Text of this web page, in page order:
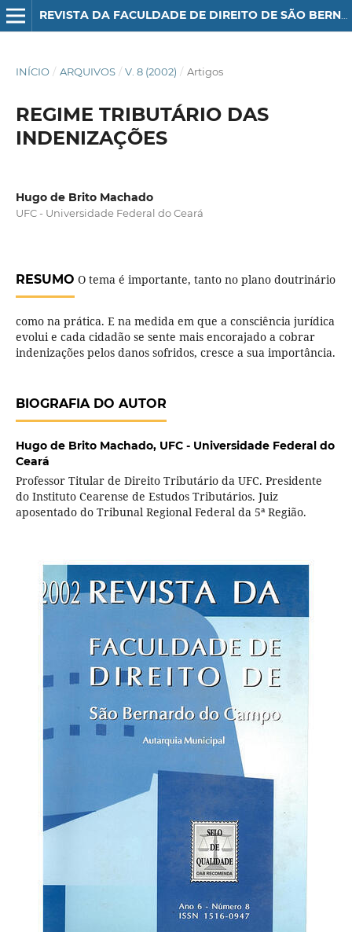
REVISTA DA FACULDADE DE DIREITO DE SÃO BERNARDO DO CAMPO
INÍCIO / ARQUIVOS / V. 8 (2002) / Artigos
REGIME TRIBUTÁRIO DAS
INDENIZAÇÕES
Hugo de Brito Machado
UFC - Universidade Federal do Ceará
RESUMO O tema é importante, tanto no plano doutrinário
como na prática. E na medida em que a consciência jurídica
evolui e cada cidadão se sente mais encorajado a cobrar
indenizações pelos danos sofridos, cresce a sua importância.
BIOGRAFIA DO AUTOR
Hugo de Brito Machado, UFC - Universidade Federal do
Ceará
Professor Titular de Direito Tributário da UFC. Presidente
do Instituto Cearense de Estudos Tributários. Juiz
aposentado do Tribunal Regional Federal da 5ª Região.